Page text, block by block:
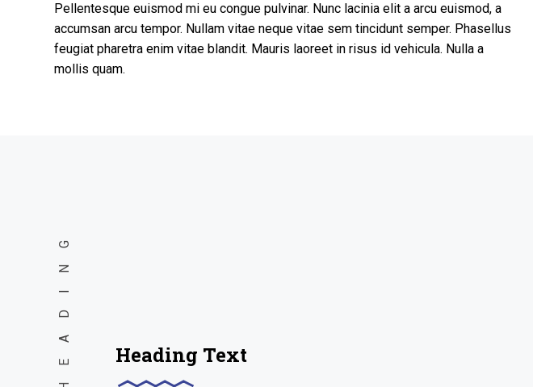
Pellentesque euismod mi eu congue pulvinar. Nunc lacinia elit a arcu euismod, a
accumsan arcu tempor. Nullam vitae neque vitae sem tincidunt semper. Phasellus
feugiat pharetra enim vitae blandit. Mauris laoreet in risus id vehicula. Nulla a
mollis quam.
Heading Text